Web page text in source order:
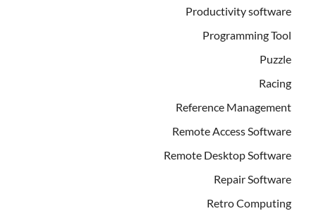
Productivity software
Programming Tool
Puzzle
Racing
Reference Management
Remote Access Software
Remote Desktop Software
Repair Software
Retro Computing